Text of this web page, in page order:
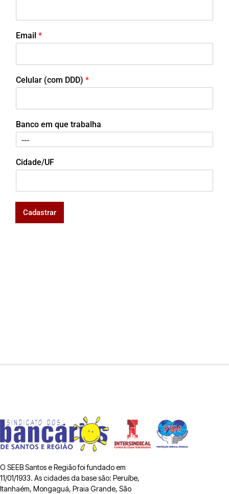
Email *
Celular (com DDD) *
Banco em que trabalha
Cidade/UF
Cadastrar
O SEEB Santos e Região foi fundado em
11/01/1933. As cidades da base são: Peruíbe,
Itanhaém, Mongaguá, Praia Grande, São